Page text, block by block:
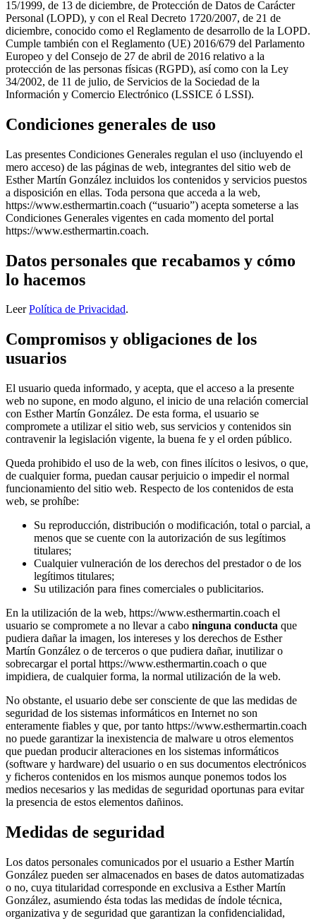
15/1999, de 13 de diciembre, de Protección de Datos de Carácter
Personal (LOPD), y con el Real Decreto 1720/2007, de 21 de
diciembre, conocido como el Reglamento de desarrollo de la LOPD.
Cumple también con el Reglamento (UE) 2016/679 del Parlamento
Europeo y del Consejo de 27 de abril de 2016 relativo a la
protección de las personas físicas (RGPD), así como con la Ley
34/2002, de 11 de julio, de Servicios de la Sociedad de la
Información y Comercio Electrónico (LSSICE ó LSSI).
Condiciones generales de uso
Las presentes Condiciones Generales regulan el uso (incluyendo el
mero acceso) de las páginas de web, integrantes del sitio web de
Esther Martín González incluidos los contenidos y servicios puestos
a disposición en ellas. Toda persona que acceda a la web,
https://www.esthermartin.coach (“usuario”) acepta someterse a las
Condiciones Generales vigentes en cada momento del portal
https://www.esthermartin.coach.
Datos personales que recabamos y cómo
lo hacemos
LeerPolítica de Privacidad.
Compromisos y obligaciones de los
usuarios
El usuario queda informado, y acepta, que el acceso a la presente
web no supone, en modo alguno, el inicio de una relación comercial
con Esther Martín González. De esta forma, el usuario se
compromete a utilizar el sitio web, sus servicios y contenidos sin
contravenir la legislación vigente, la buena fe y el orden público.
Queda prohibido el uso de la web, con fines ilícitos o lesivos, o que,
de cualquier forma, puedan causar perjuicio o impedir el normal
funcionamiento del sitio web. Respecto de los contenidos de esta
web, se prohíbe:
Su reproducción, distribución o modificación, total o parcial, a
menos que se cuente con la autorización de sus legítimos
titulares;
Cualquier vulneración de los derechos del prestador o de los
legítimos titulares;
Su utilización para fines comerciales o publicitarios.
En la utilización de la web, https://www.esthermartin.coach el
usuario se compromete a no llevar a cabo ninguna conducta que
pudiera dañar la imagen, los intereses y los derechos de Esther
Martín González o de terceros o que pudiera dañar, inutilizar o
sobrecargar el portal https://www.esthermartin.coach o que
impidiera, de cualquier forma, la normal utilización de la web.
No obstante, el usuario debe ser consciente de que las medidas de
seguridad de los sistemas informáticos en Internet no son
enteramente fiables y que, por tanto https://www.esthermartin.coach
no puede garantizar la inexistencia de malware u otros elementos
que puedan producir alteraciones en los sistemas informáticos
(software y hardware) del usuario o en sus documentos electrónicos
y ficheros contenidos en los mismos aunque ponemos todos los
medios necesarios y las medidas de seguridad oportunas para evitar
la presencia de estos elementos dañinos.
Medidas de seguridad
Los datos personales comunicados por el usuario a Esther Martín
González pueden ser almacenados en bases de datos automatizadas
o no, cuya titularidad corresponde en exclusiva a Esther Martín
González, asumiendo ésta todas las medidas de índole técnica,
organizativa y de seguridad que garantizan la confidencialidad,